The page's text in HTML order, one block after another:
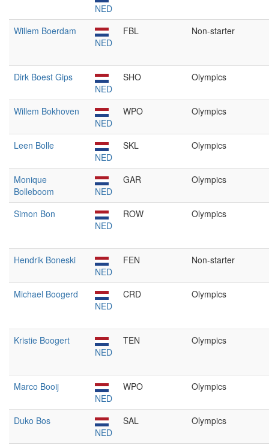
NED
Willem Boerdam
NED
FBL Non-starter
Dirk Boest Gips
NED
SHO Olympics
Willem Bokhoven
NED
WPO Olympics
Leen Bolle
NED
SKL Olympics
Monique
Bolleboom
NED
GAR Olympics
Simon Bon
NED
ROW Olympics
Hendrik Boneski
NED
FEN Non-starter
Michael Boogerd
NED
CRD Olympics
Kristie Boogert
NED
TEN Olympics
Marco Booij
NED
WPO Olympics
Duko Bos
NED
SAL Olympics